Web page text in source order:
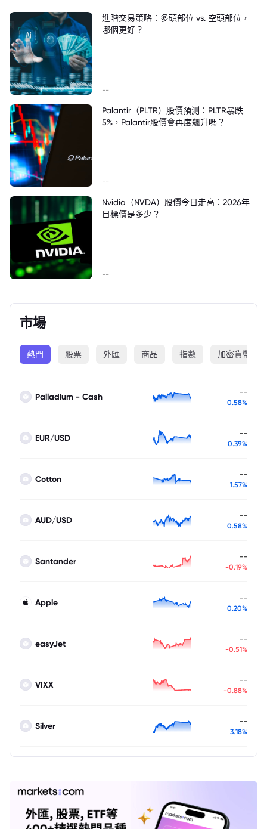
市場
熱門 股票 外匯 商品 指數 加密貨幣
Palladium - Cash --
0.58%
EUR/USD --
0.39%
Cotton --
1.57%
AUD/USD --
0.58%
Santander --
-0.19%
Apple --
0.20%
easyJet --
-0.51%
VIXX --
-0.88%
Silver --
3.18%
進階交易策略：多頭部位 vs. 空頭部位，
哪個更好？
--
Palantir（PLTR）股價預測：PLTR暴跌
5%，Palantir股價會再度飆升嗎？
--
Nvidia（NVDA）股價今日走高：2026年
目標價是多少？
--